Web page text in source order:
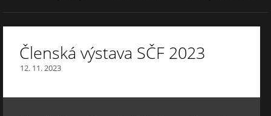
Členská výstava SČF 2023
12. 11. 2023